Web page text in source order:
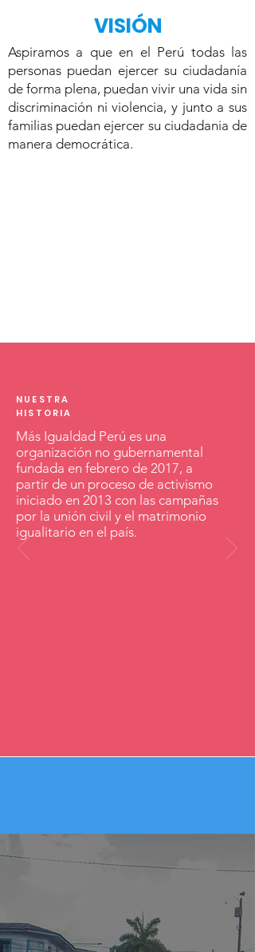
VISIÓN
Aspiramos a que en el Perú todas las
personas puedan ejercer su ciudadanía
de forma plena, puedan vivir una vida sin
discriminación ni violencia, y junto a sus
familias puedan ejercer su ciudadania de
manera democrática.
NUESTRA
HISTORIA
Más Igualdad Perú es una
organización no gubernamental
fundada en febrero de 2017, a
partir de un proceso de activismo
iniciado en 2013 con las campañas
por la unión civil y el matrimonio
igualitario en el país.